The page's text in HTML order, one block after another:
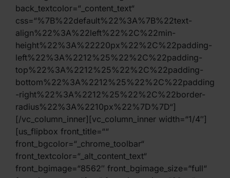
back_textcolor=“_content_text“
css=“%7B%22default%22%3A%7B%22text-
align%22%3A%22left%22%2C%22min-
height%22%3A%22220px%22%2C%22padding-
left%22%3A%2212%25%22%2C%22padding-
top%22%3A%2212%25%22%2C%22padding-
bottom%22%3A%2212%25%22%2C%22padding
-right%22%3A%2212%25%22%2C%22border-
radius%22%3A%2210px%22%7D%7D“]
[/vc_column_inner][vc_column_inner width=“1/4″]
[us_flipbox front_title=““
front_bgcolor=“_chrome_toolbar“
front_textcolor=“_alt_content_text“
front_bgimage=“8562″ front_bgimage_size=“full“